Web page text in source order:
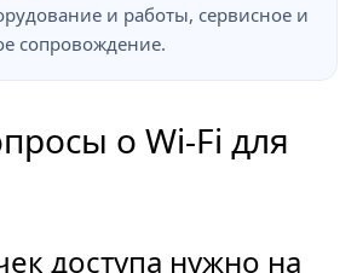
и работы, сервисное и
сопровождение.
о Wi-Fi для
доступа нужно на